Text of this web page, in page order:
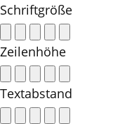
Schriftgröße
Zeilenhöhe
Textabstand